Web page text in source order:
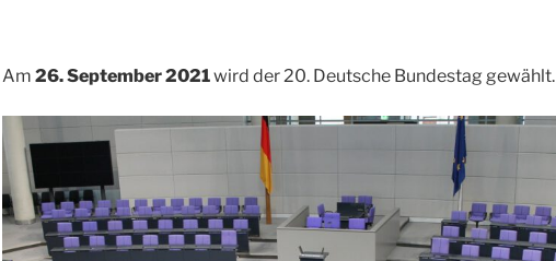
Am 26. September 2021wird der 20. Deutsche Bundestag gewählt.